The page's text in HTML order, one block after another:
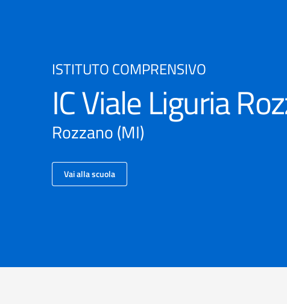
ISTITUTO COMPRENSIVO
IC Viale Liguria
Rozzano (MI)
Vai alla scuola